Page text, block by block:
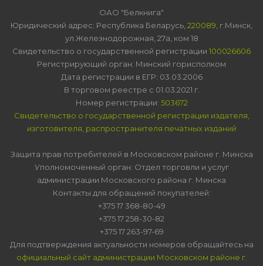
ОАО "Белкнига"
Юридический адрес: Республика Беларусь, 220089 , г.Минск,
ул.Железнодорожная, 27а, ком 18
Свидетельство о государственной регистрации 100026606
Регистрирующий орган: Минский горисполком
Дата регистрации в ЕГР: 03.03.2006
В торговом реестре с 01.03.2021 г.
Номер регистрации: 503672
Свидетельство о государственной регистрации издателя,
изготовителя, распространителя печатных изданий
Защита прав потребителей в Московском районе г. Минска
Уполномоченный орган: Отдел торговли и услуг
администрации Московского района г. Минска
Контакты для обращений покупателей:
+375 17 368-80-49
+375 17 258-30-82
+375 17 263-97-69
Для подтверждения актуальности номеров обращайтесь на
официальный сайт администрации Московском районе г.